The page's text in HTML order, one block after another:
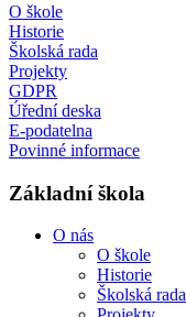
O škole
Historie
Školská rada
Projekty
GDPR
Úřední deska
E-podatelna
Povinné informace
Základní škola
O nás
O škole
Historie
Školská rada